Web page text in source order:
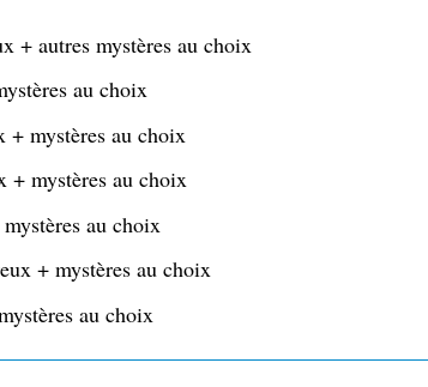
+ autres mystères au choix
au choix
+ mystères au choix
+ mystères au choix
au choix
+ mystères au choix
au choix